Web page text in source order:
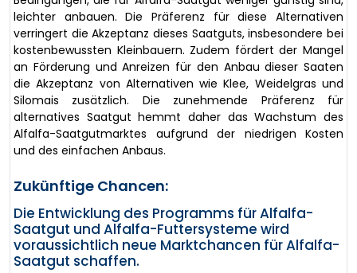
leichter anbauen. Die Präferenz für diese Alternativen
verringert die Akzeptanz dieses Saatguts, insbesondere bei
kostenbewussten Kleinbauern. Zudem fördert der Mangel
an Förderung und Anreizen für den Anbau dieser Saaten
die Akzeptanz von Alternativen wie Klee, Weidelgras und
Silomais zusätzlich. Die zunehmende Präferenz für
alternatives Saatgut hemmt daher das Wachstum des
Alfalfa-Saatgutmarktes aufgrund der niedrigen Kosten
und des einfachen Anbaus.
Zukünftige Chancen:
Die Entwicklung des Programms für Alfalfa-
Saatgut und Alfalfa-Futtersysteme wird
voraussichtlich neue Marktchancen für Alfalfa-
Saatgut schaffen.